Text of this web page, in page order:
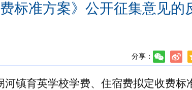
标准方案》公开征集意见的
分享：
河镇育英学校学费、住宿费拟定收费标